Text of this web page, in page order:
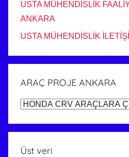
USTA MÜHENDİSLİK
ANKARA
USTA MÜHENDİSLİK
ARAÇ PROJE ANKARA
ARAÇ
ANKARA
Üst veri